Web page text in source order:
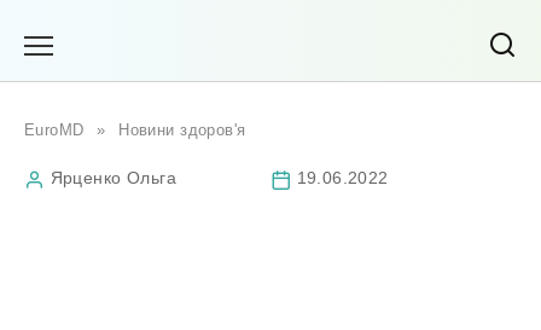
EuroMD » Новини здоров'я
Ярценко Ольга 19.06.2022